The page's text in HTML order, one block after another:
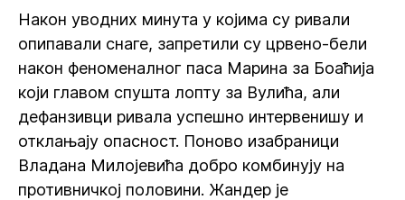
Након уводних минута у којима су ривали
опипавали снаге, запретили су црвено-бели
након феноменалног паса Марина за Боаћија
који главом спушта лопту за Вулића, али
дефанзивци ривала успешно интервенишу и
отклањају опасност. Поново изабраници
Владана Милојевића добро комбинују на
противничкој половини. Жандер је